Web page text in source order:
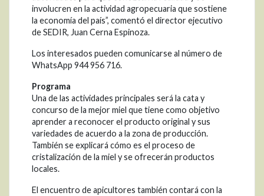
involucren en la actividad agropecuaria que sostiene
la economía del país”, comentó el director ejecutivo
de SEDIR, Juan Cerna Espinoza.
Los interesados pueden comunicarse al número de
WhatsApp 944 956 716.
Programa
Una de las actividades principales será la cata y
concurso de la mejor miel que tiene como objetivo
aprender a reconocer el producto original y sus
variedades de acuerdo a la zona de producción.
También se explicará cómo es el proceso de
cristalización de la miel y se ofrecerán productos
locales.
El encuentro de apicultores también contará con la